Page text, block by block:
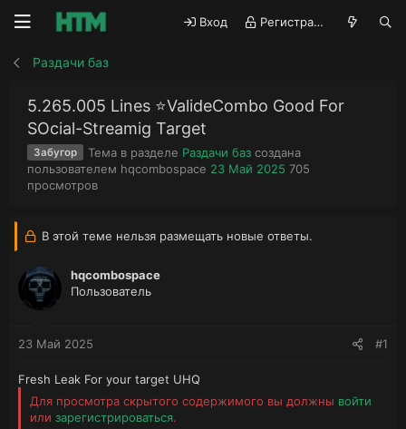
Вход Регистрация
Раздачи баз
5.265.005 Lines ⭐️ValideCombo Good For
SOcial-Streamig Target
Забугор Тема в разделе Раздачи базсоздана
пользователем А
р
м
ы
hqcombospace Д
н
23 Май 2025 П
м
705
просмотров
В этой теме нельзя размещать новые ответы.
hqcombospace
Пользователь
23 Май 2025 #1
Fresh Leak For your target UHQ
Для просмотра скрытого содержимого вы должны войти
или зарегистрироваться.